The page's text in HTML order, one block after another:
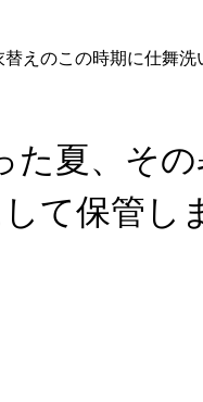
のこの時期に仕舞洗
夏、その
て保管し